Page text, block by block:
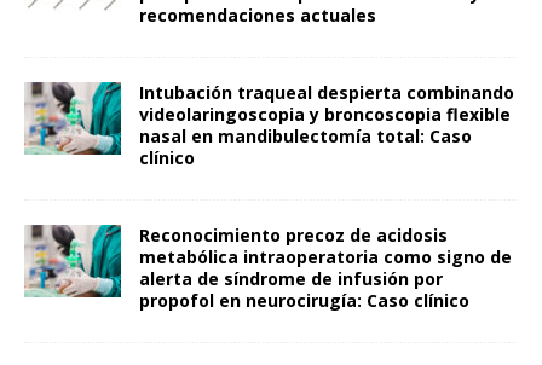
recomendaciones actuales
Intubación traqueal despierta combinando
videolaringoscopia y broncoscopia flexible
nasal en mandibulectomía total: Caso
clínico
Reconocimiento precoz de acidosis
metabólica intraoperatoria como signo de
alerta de síndrome de infusión por
propofol en neurocirugía: Caso clínico